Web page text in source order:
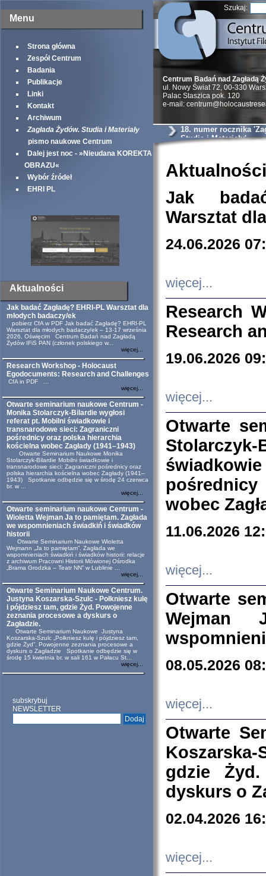
Menu
Strona główna
Zespół Centrum
Badania
Publikacje
Linki
Kontakt
Archiwum
Zagłada Żydów. Studia i Materiały
pismo naukowe Centrum
Dalej jest noc - »Nieudana KOREKTA
OBRAZU«
Wybór źródeł
EHRI PL
Aktualności
Jak badać Zagładę? EHRI-PL Warsztat dla
młodych badaczy/ek
pobierz CfA w PDF Jak badać Zagładę? EHRI-PL
Warsztat dla młodych badaczy/ek – 13-17 września
2026, Oświęcim Centrum Badań nad Zagładą
Żydów IFiS PAN (członek polskiego w...
więcej...
Research Workshop - Holocaust
Egodocuments: Research and Challenges
CfA in PDF ...
więcej...
Otwarte seminarium naukowe Centrum -
Monika Stolarczyk-Bilardie wygłosi
referat pt. Mobilni świadkowie i
transnarodowe sieci: Zagraniczni
pośrednicy oraz polska hierarchia
kościelna wobec Zagłady (1941–1943)
Otwarte Seminarium Naukowe Monika
Stolarczyk-Bilardie Mobilni świadkowie i
transnarodowe sieci: Zagraniczni pośrednicy oraz
polska hierarchia kościelna wobec Zagłady (1941–
1943) Spotkanie odbędzie się w środę 24 czerwca
br. w ...
więcej...
Otwarte seminarium naukowe Centrum -
Wioletta Wejman Ja to pamiętam. Zagłada
we wspomnieniach świadkiń i świadków
historii
Otwarte Seminarium Naukowe Wioletta
Wejmann „Ja to pamiętam”. Zagłada we
wspomnieniach świadkiń i świadków historii: relacje
z archiwum Pracowni Historii Mówionej Ośrodka
„Brama Grodzka – Teatr NN” w Lublinie ...
więcej...
Otwarte Seminarium Naukowe Centrum.
Justyna Koszarska-Szulc - Połkniesz kulę
i pójdziesz tam, gdzie Żyd. Powojenne
zeznania procesowe a dyskurs o
Zagładzie.
Otwarte Seminarium Naukowe Justyna
Koszarska-Szulc „Połkniesz kulę i pójdziesz tam,
gdzie Żyd”. Powojenne zeznania procesowe a
dyskurs o Zagładzie Spotkanie odbędzie się w
środę 15 kwietnia br. w sali 161 w Pałacu St...
więcej...
subskrybuj
NEWSLETTER
Szukaj:
Centrum Badań nad Zagładą
ul. Nowy Świat 72, 00-330
Palac Staszica pok. 120
e-mail:
18. numer rocznika
Studia i Materiały'
Aktualności
Jak
Warsztat
24.06.2026
więcej...
Research
Research
19.06.2026
więcej...
Otwarte
wobec
11.06.2026
więcej...
Otwarte
Wejman
08.05.2026
więcej...
Otwarte
Koszarska-
gdzie
dyskurs o
02.04.2026
więcej...